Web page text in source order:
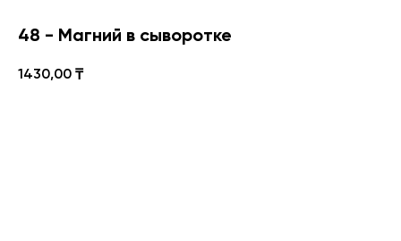
48 - Магний в сыворотке
1430,00 ₸